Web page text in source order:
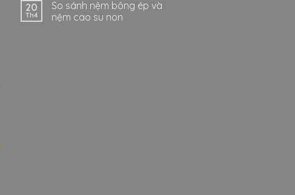
20
Th4
So sánh nệm bông ép và
nệm cao su non